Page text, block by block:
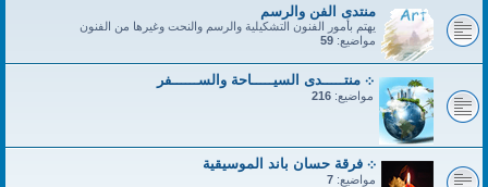
منتدى الفن والرسم
يهتم بأمور الفنون التشكيلية والرسم والنحت وغيرها من الفنون
مواضيع: 59
܀ منتـــــدى السيـــــاحة والســــــفر
مواضيع: 216
܀ فرقة حسان باند الموسيقية
مواضيع: 7